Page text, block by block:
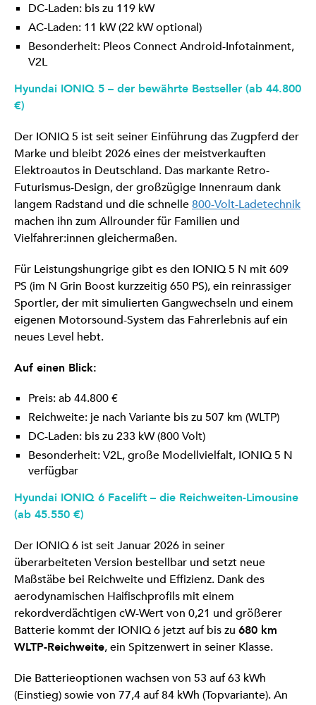
DC-Laden: bis zu 119 kW
AC-Laden: 11 kW (22 kW optional)
Besonderheit: Pleos Connect Android-Infotainment,
V2L
Hyundai IONIQ 5 – der bewährte Bestseller (ab 44.800
€)
Der IONIQ 5 ist seit seiner Einführung das Zugpferd der
Marke und bleibt 2026 eines der meistverkauften
Elektroautos in Deutschland. Das markante Retro-
Futurismus-Design, der großzügige Innenraum dank
langem Radstand und die schnelle800-Volt-Ladetechnik
machen ihn zum Allrounder für Familien und
Vielfahrer:innen gleichermaßen.
Für Leistungshungrige gibt es den IONIQ 5 N mit 609
PS (im N Grin Boost kurzzeitig 650 PS), ein reinrassiger
Sportler, der mit simulierten Gangwechseln und einem
eigenen Motorsound-System das Fahrerlebnis auf ein
neues Level hebt.
Auf einen Blick:
Preis: ab 44.800 €
Reichweite: je nach Variante bis zu 507 km (WLTP)
DC-Laden: bis zu 233 kW (800 Volt)
Besonderheit: V2L, große Modellvielfalt, IONIQ 5 N
verfügbar
Hyundai IONIQ 6 Facelift – die Reichweiten-Limousine
(ab 45.550 €)
Der IONIQ 6 ist seit Januar 2026 in seiner
überarbeiteten Version bestellbar und setzt neue
Maßstäbe bei Reichweite und Effizienz. Dank des
aerodynamischen Haifischprofils mit einem
rekordverdächtigen cW-Wert von 0,21 und größerer
Batterie kommt der IONIQ 6 jetzt auf bis zu 680 km
WLTP-Reichweite, ein Spitzenwert in seiner Klasse.
Die Batterieoptionen wachsen von 53 auf 63 kWh
(Einstieg) sowie von 77,4 auf 84 kWh (Topvariante). An